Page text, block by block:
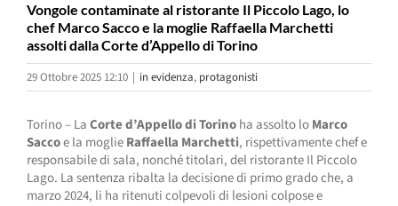
Vongole contaminate al ristorante Il Piccolo Lago, lo
chef Marco Sacco e la moglie Raffaella Marchetti
assolti dalla Corte d’Appello di Torino
29 Ottobre 2025 12:10 | in evidenza, protagonisti
Torino – LaCorte d’Appello di Torinoha assolto loMarco
Saccoe la moglieRaffaella Marchetti, rispettivamente chef e
responsabile di sala, nonché titolari, del ristorante Il Piccolo
Lago. La sentenza ribalta la decisione di primo grado che, a
marzo 2024, li ha ritenuti colpevoli di lesioni colpose e